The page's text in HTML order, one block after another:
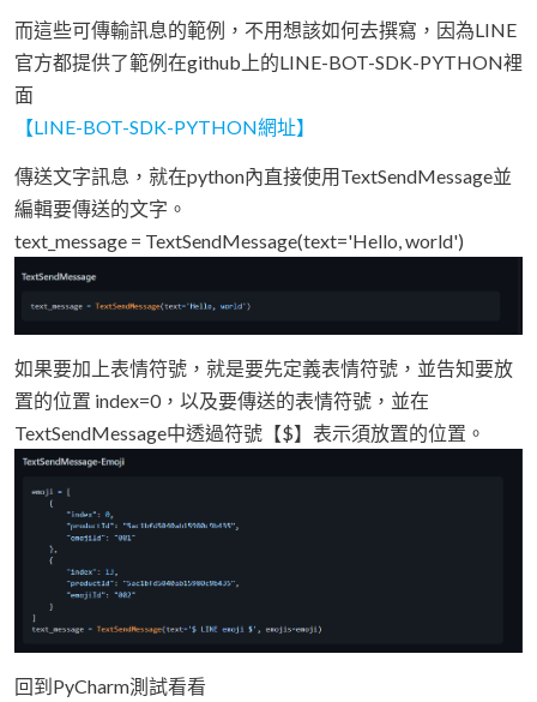
而這些可傳輸訊息的範例，不用想該如何去撰寫，因為LINE
官方都提供了範例在github上的LINE-BOT-SDK-PYTHON裡
面
【LINE-BOT-SDK-PYTHON網址】
傳送文字訊息，就在python內直接使用TextSendMessage並
編輯要傳送的文字。
text_message = TextSendMessage(text='Hello, world')
如果要加上表情符號，就是要先定義表情符號，並告知要放
置的位置 index=0，以及要傳送的表情符號，並在
TextSendMessage中透過符號【$】表示須放置的位置。
回到PyCharm測試看看